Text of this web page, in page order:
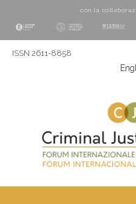
con la
ISSN 2611-8858